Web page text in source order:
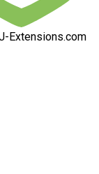
Extensions.com